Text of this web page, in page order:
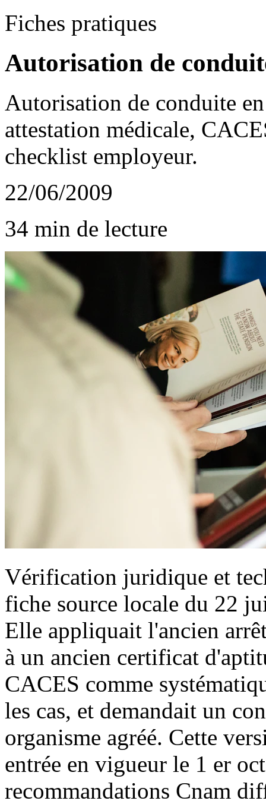
Fiches pratiques
Autorisation de
Autorisation de conduite
attestation médicale,
checklist employeur.
22/06/2009
34 min de lecture
Vérification juridique et
fiche source locale du 22
Elle appliquait l'ancien
à un ancien certificat
CACES comme
les cas, et demandait un
organisme agréé. Cette
entrée en vigueur le 1 er
recommandations Cnam